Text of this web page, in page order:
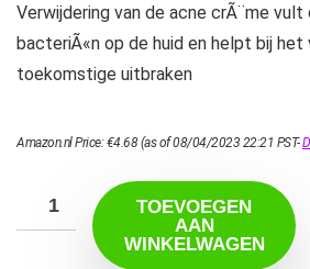
Verwijdering van de acne crÃ¨me vult
bacteriÃ«n op de huid en helpt bij het
toekomstige uitbraken
Amazon.nl Price:€4.68(as of 08/04/2023 22:21 PST-
TOEVOEGEN
AAN
WINKELWAGEN